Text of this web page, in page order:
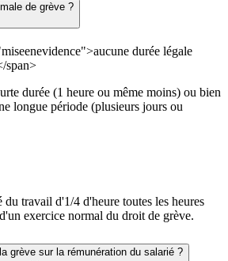
de grève ?
durée légale
span>
durée (1 heure ou même moins) ou bien
longue période (plusieurs jours ou
travail d'1/4 d'heure toutes les heures
exercice normal du droit de grève.
grève sur la rémunération du salarié ?